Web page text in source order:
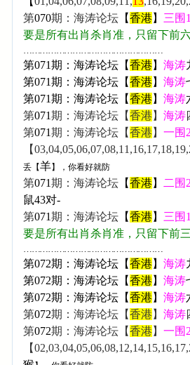
第070期：海涛论坛 【香港 】 三围
要是所有出肖杀肖准，只留下前
……………………………………………
第071期：海涛论坛【香港 】 海涛
第071期：海涛论坛【香港 】 海涛
第071期：海涛论坛【香港 】 海涛
第071期：海涛论坛【香港 】 海涛
第071期：海涛论坛【香港 】 一围
【
丢【羊】，你看好就防
第071期：海涛论坛 【香港 】
二围
鼠43对-
第071期：海涛论坛 【香港 】 三围
要是所有出肖杀肖准，只留下前
……………………………………………
第072期：海涛论坛【香港 】 海涛
第072期：海涛论坛【香港 】 海涛
第072期：海涛论坛【香港 】 海涛
第072期：海涛论坛【香港 】 海涛
第072期：海涛论坛【香港 】 一围
【